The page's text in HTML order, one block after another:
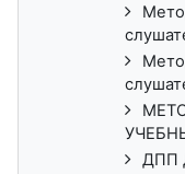
ДПП